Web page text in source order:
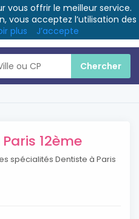
12ème
spécialités Dentiste à Paris
vous offrir le meilleur service.
vous acceptez l’utilisation des
plus J’accepte